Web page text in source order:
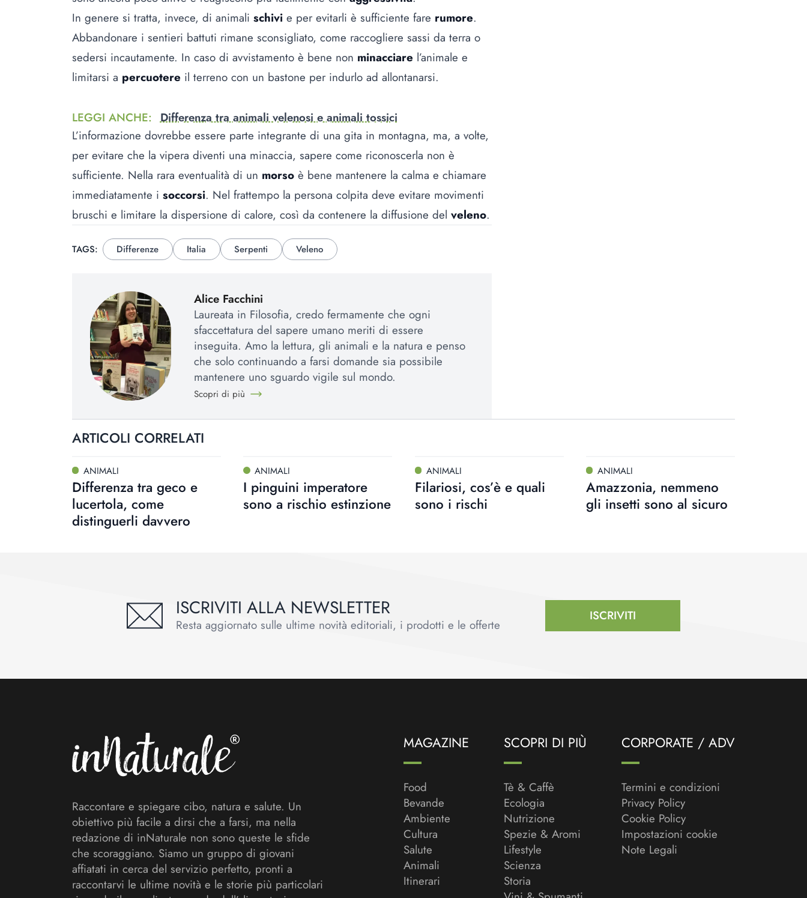
In genere si tratta, invece, di animali schivi e per evitarli è sufficiente fare rumore.
Abbandonare i sentieri battuti rimane sconsigliato, come raccogliere sassi da terra o
sedersi incautamente. In caso di avvistamento è bene non minacciare l’animale e
limitarsi a percuotere il terreno con un bastone per indurlo ad allontanarsi.
LEGGI ANCHE: Differenza tra animali velenosi e animali tossici
L’informazione dovrebbe essere parte integrante di una gita in montagna, ma, a volte,
per evitare che la vipera diventi una minaccia, sapere come riconoscerla non è
sufficiente. Nella rara eventualità di un morso è bene mantenere la calma e chiamare
immediatamente i soccorsi. Nel frattempo la persona colpita deve evitare movimenti
bruschi e limitare la dispersione di calore, così da contenere la diffusione del veleno.
TAGS: Differenze Italia Serpenti Veleno
Alice Facchini
Laureata in Filosofia, credo fermamente che ogni
sfaccettatura del sapere umano meriti di essere
inseguita. Amo la lettura, gli animali e la natura e penso
che solo continuando a farsi domande sia possibile
mantenere uno sguardo vigile sul mondo.
Scopri di più
ARTICOLI CORRELATI
ANIMALI
Differenza tra geco e
lucertola, come
distinguerli davvero
ANIMALI
I pinguini imperatore
sono a rischio estinzione
ANIMALI
Filariosi, cos’è e quali
sono i rischi
ANIMALI
Amazzonia, nemmeno
gli insetti sono al sicuro
ISCRIVITI ALLA NEWSLETTER
Resta aggiornato sulle ultime novità editoriali, i prodotti e le offerte
ISCRIVITI
Raccontare e spiegare cibo, natura e salute. Un
obiettivo più facile a dirsi che a farsi, ma nella
redazione di inNaturale non sono queste le sfide
che scoraggiano. Siamo un gruppo di giovani
affiatati in cerca del servizio perfetto, pronti a
raccontarvi le ultime novità e le storie più particolari
MAGAZINE
Food
Bevande
Ambiente
Cultura
Salute
Animali
Itinerari
SCOPRI DI PIÙ
Tè & Caffè
Ecologia
Nutrizione
Spezie & Aromi
Lifestyle
Scienza
Storia
CORPORATE / ADV
Termini e condizioni
Privacy Policy
Cookie Policy
Impostazioni cookie
Note Legali